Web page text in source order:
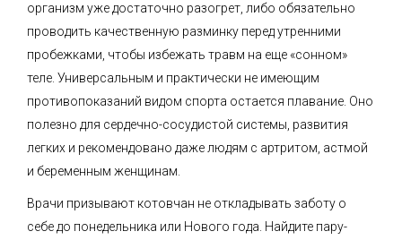
организм уже достаточно разогрет, либо обязательно
проводить качественную разминку перед утренними
пробежками, чтобы избежать травм на еще «сонном»
теле. Универсальным и практически не имеющим
противопоказаний видом спорта остается плавание. Оно
полезно для сердечно-сосудистой системы, развития
легких и рекомендовано даже людям с артритом, астмой
и беременным женщинам.
Врачи призывают котовчан не откладывать заботу о
себе до понедельника или Нового года. Найдите пару-